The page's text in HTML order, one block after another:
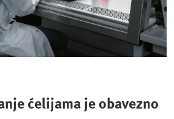
ćelijama je obavezno